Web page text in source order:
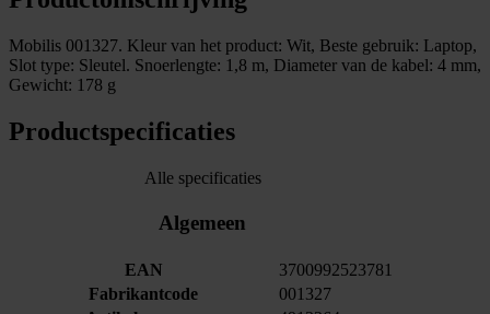
Mobilis 001327. Kleur van het product: Wit, Beste gebruik: Laptop,
Slot type: Sleutel. Snoerlengte: 1,8 m, Diameter van de kabel: 4 mm,
Gewicht: 178 g
Productspecificaties
Alle specificaties
Algemeen
EAN
3700992523781
Fabrikantcode
001327